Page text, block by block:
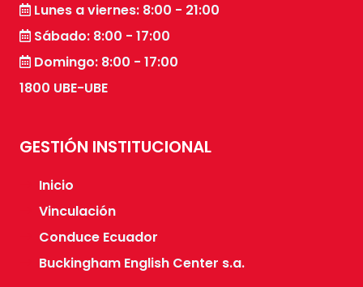
Lunes a viernes: 8:00 - 21:00
Sábado: 8:00 - 17:00
Domingo: 8:00 - 17:00
1800 UBE-UBE
GESTIÓN INSTITUCIONAL
Inicio
Vinculación
Conduce Ecuador
Buckingham English Center s.a.